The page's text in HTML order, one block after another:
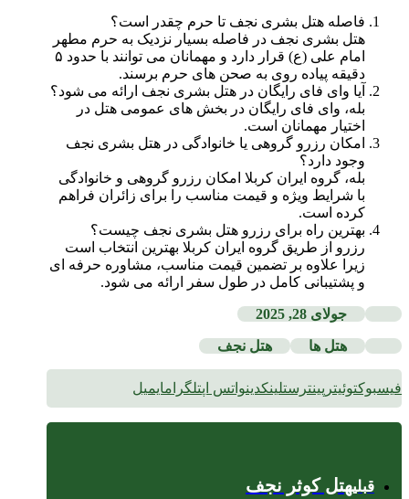
فاصله هتل بشری نجف تا حرم چقدر است؟
هتل بشری نجف در فاصله بسیار نزدیک به حرم مطهر
امام علی (ع) قرار دارد و مهمانان می توانند با حدود ۵
دقیقه پیاده روی به صحن های حرم برسند.
آیا وای فای رایگان در هتل بشری نجف ارائه می شود؟
بله، وای فای رایگان در بخش های عمومی هتل در
اختیار مهمانان است.
امکان رزرو گروهی یا خانوادگی در هتل بشری نجف
وجود دارد؟
بله، گروه ایران کربلا امکان رزرو گروهی و خانوادگی
با شرایط ویژه و قیمت مناسب را برای زائران فراهم
کرده است.
بهترین راه برای رزرو هتل بشری نجف چیست؟
رزرو از طریق گروه ایران کربلا بهترین انتخاب است
زیرا علاوه بر تضمین قیمت مناسب، مشاوره حرفه ای
و پشتیبانی کامل در طول سفر ارائه می شود.
جولای 28, 2025
هتل ها هتل نجف
فیسبوکتوئیتر پینترستلینکدینواتس اپتلگرامایمیل
قبلیهتل کوثر نجف